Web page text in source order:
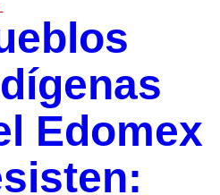
Edomex